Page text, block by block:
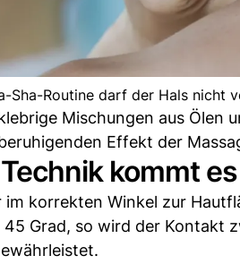
Sha-Routine darf der Hals nicht
Mischungen aus
Effekt der
kommt
im korrekten Winkel zur
Grad, so wird der Kontakt